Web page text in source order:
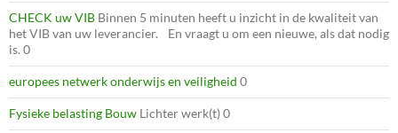
CHECK uw VIB Binnen 5 minuten heeft u inzicht in de kwaliteit van
het VIB van uw leverancier. En vraagt u om een nieuwe, als dat nodig
is. 0
europees netwerk onderwijs en veiligheid 0
Fysieke belasting Bouw Lichter werk(t) 0